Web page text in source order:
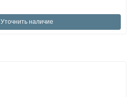
Уточнить наличие